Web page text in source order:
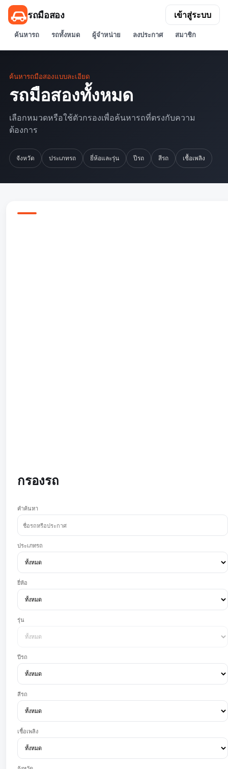
รถมือสอง
ค้นหารถ รถทั้งหมด ผู้จำหน่าย ลงประกาศ สมาชิก
เข้าสู่ระบบ
ค้นหารถมือสองแบบละเอียด
รถมือสองทั้งหมด
เลือกหมวดหรือใช้ตัวกรองเพื่อค้นหารถที่ตรงกับความ
ต้องการ
จังหวัด ประเภทรถ ยี่ห้อและรุ่น ปีรถ สีรถ เชื้อเพลิง
กรองรถ
คำค้นหา
ประเภทรถ
ยี่ห้อ
รุ่น
ปีรถ
สีรถ
เชื้อเพลิง